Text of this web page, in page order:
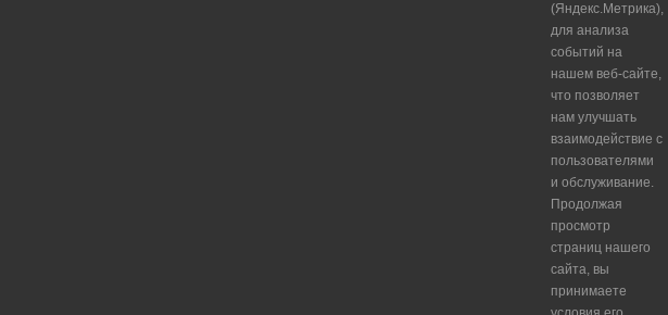
(Яндекс.Метрика),
для анализа
событий на
нашем веб-сайте,
что позволяет
нам улучшать
взаимодействие с
пользователями
и обслуживание.
Продолжая
просмотр
страниц нашего
сайта, вы
принимаете